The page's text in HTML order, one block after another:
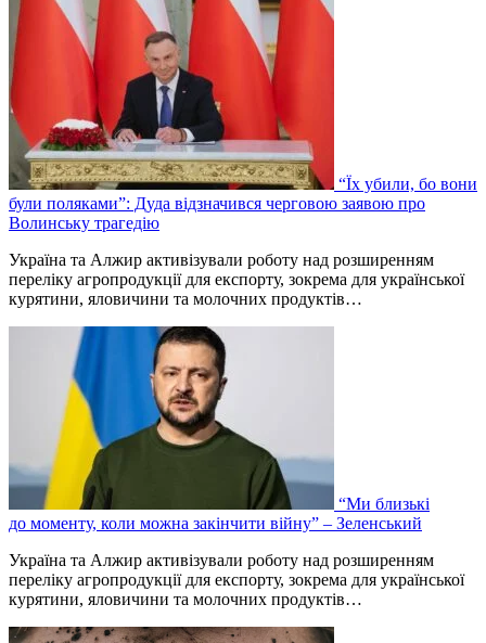
“Їх убили, бо вони
були поляками”: Дуда відзначився черговою заявою про
Волинську трагедію
Україна та Алжир активізували роботу над розширенням
переліку агропродукції для експорту, зокрема для української
курятини, яловичини та молочних продуктів…
“Ми близькі
до моменту, коли можна закінчити війну” – Зеленський
Україна та Алжир активізували роботу над розширенням
переліку агропродукції для експорту, зокрема для української
курятини, яловичини та молочних продуктів…